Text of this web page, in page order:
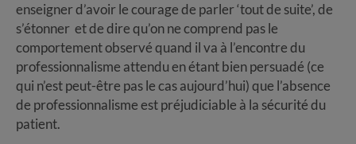
enseigner d’avoir le courage de parler ‘tout de suite’, de
s’étonner et de dire qu’on ne comprend pas le
comportement observé quand il va à l’encontre du
professionnalisme attendu en étant bien persuadé (ce
qui n’est peut-être pas le cas aujourd’hui) que l’absence
de professionnalisme est préjudiciable à la sécurité du
patient.